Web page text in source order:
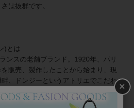
は抜群です。
)とは
ンスの老舗ブランド。1920年、パリ
販売、製作したことから始まり、現
、ドンジーというアトリエでこだわ
られています。独創的でかつ遊び心
ランスにおいても長く愛され続けて
×